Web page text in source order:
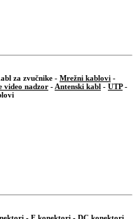
za zvučnike - Mrežni kablovi -
video nadzor - Antenski kabl - UTP-